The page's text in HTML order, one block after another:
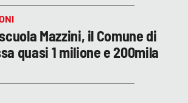
Mazzini, il Comune di
quasi 1 milione e 200mila